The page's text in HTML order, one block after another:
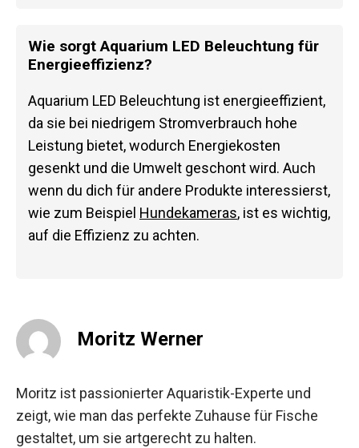
Wie sorgt Aquarium LED Beleuchtung für
Energieeffizienz?
Aquarium LED Beleuchtung ist energieeffizient,
da sie bei niedrigem Stromverbrauch hohe
Leistung bietet, wodurch Energiekosten
gesenkt und die Umwelt geschont wird. Auch
wenn du dich für andere Produkte interessierst,
wie zum Beispiel Hundekameras, ist es wichtig,
auf die Effizienz zu achten.
Moritz Werner
Moritz ist passionierter Aquaristik-Experte und
zeigt, wie man das perfekte Zuhause für Fische
gestaltet, um sie artgerecht zu halten.